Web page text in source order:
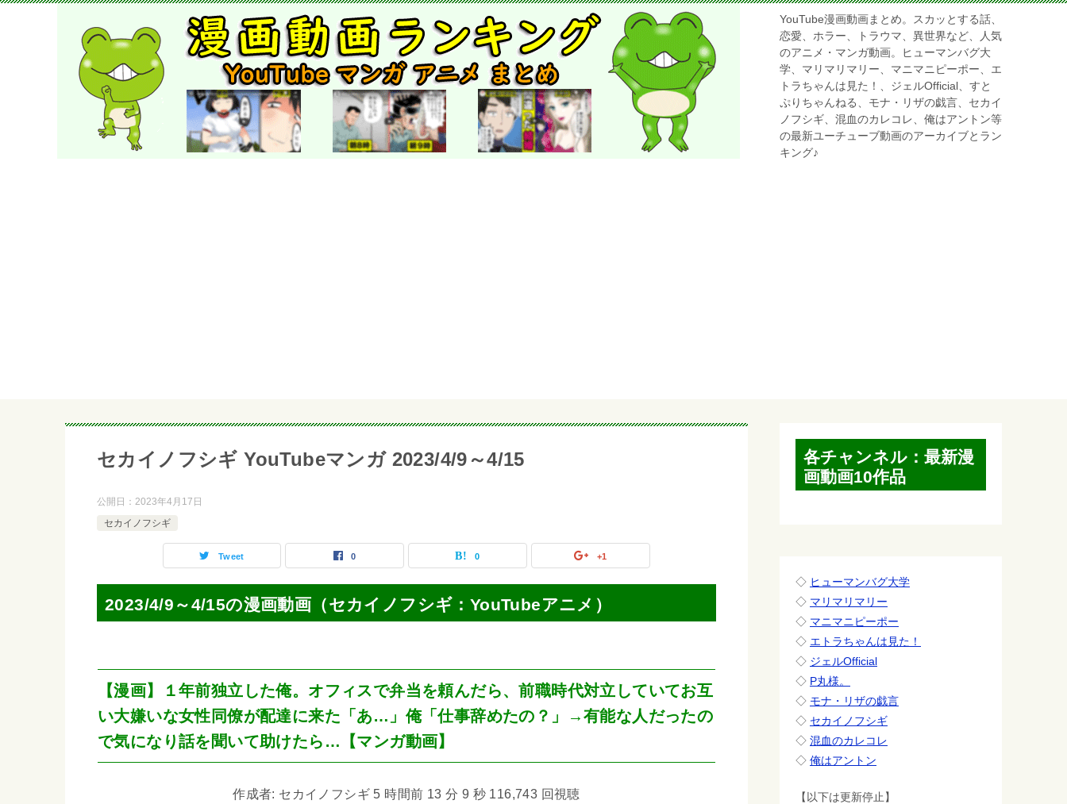
YouTube漫画動画まとめ。スカッとする話、
恋愛、ホラー、トラウマ、異世界など、人気
のアニメ・マンガ動画。ヒューマンバグ大
学、マリマリマリー、マニマニピーポー、エ
トラちゃんは見た！、ジェルOfficial、すと
ぷりちゃんねる、モナ・リザの戯言、セカイ
ノフシギ、混血のカレコレ、俺はアントン等
の最新ユーチューブ動画のアーカイブとラン
キング♪
セカイノフシギ YouTubeマンガ 2023/4/9～4/15
公開日： 2023年4月17日
セカイノフシギ
Tweet 0 0 +1
2023/4/9～4/15の漫画動画（セカイノフシギ：YouTubeアニメ）
【漫画】１年前独立した俺。オフィスで弁当を頼んだら、前職時代対立していてお互
い大嫌いな女性同僚が配達に来た「あ…」俺「仕事辞めたの？」→有能な人だったの
で気になり話を聞いて助けたら…【マンガ動画】
作成者: セカイノフシギ 5 時間前 13 分 9 秒 116,743 回視聴
各チャンネル：最新漫
画動画10作品
◇ ヒューマンバグ大学
◇ マリマリマリー
◇ マニマニピーポー
◇ エトラちゃんは見た！
◇ ジェルOfficial
◇ P丸様。
◇ モナ・リザの戯言
◇ セカイノフシギ
◇ 混血のカレコレ
◇ 俺はアントン
【以下は更新停止】